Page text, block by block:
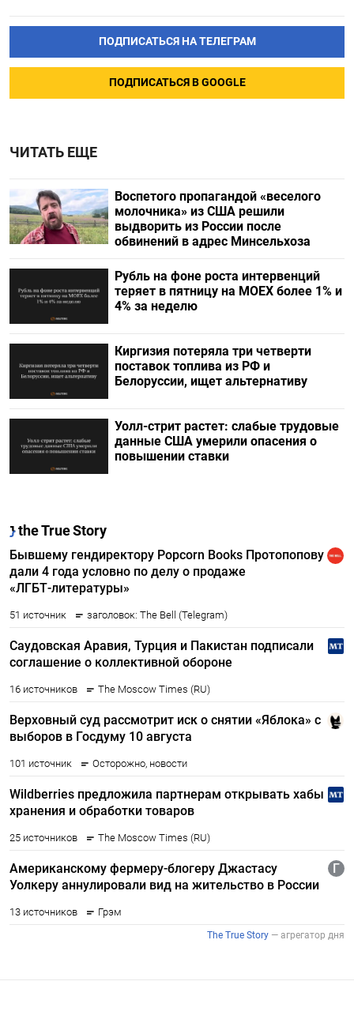
ПОДПИСАТЬСЯ НА ТЕЛЕГРАМ
ПОДПИСАТЬСЯ В GOOGLE
ЧИТАТЬ ЕЩЕ
Воспетого пропагандой «веселого
молочника» из США решили
выдворить из России после
обвинений в адрес Минсельхоза
Рубль на фоне роста интервенций
теряет в пятницу на МОЕХ более 1% и
4% за неделю
Киргизия потеряла три четверти
поставок топлива из РФ и
Белоруссии, ищет альтернативу
Уолл-стрит растет: слабые трудовые
данные США умерили опасения о
повышении ставки